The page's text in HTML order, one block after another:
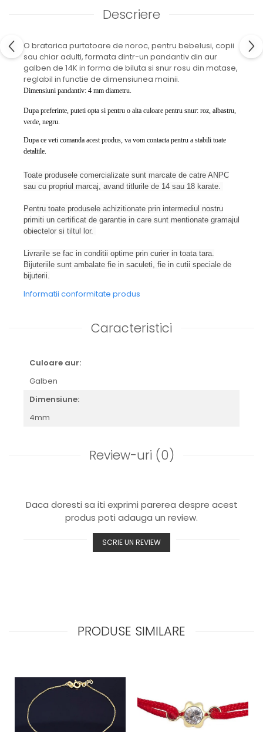
Descriere
O bratarica purtatoare de noroc, pentru bebelusi, copii
sau chiar adulti, formata dintr-un pandantiv din aur
galben de 14K in forma de biluta si snur rosu din matase,
reglabil in functie de dimensiunea mainii.
Dimensiuni pandantiv: 4 mm diametru.
Dupa preferinte, puteti opta si pentru o alta culoare pentru snur: roz, albastru,
verde, negru.
Dupa ce veti comanda acest produs, va vom contacta pentru a stabili toate
detaliile.
Toate produsele comercializate sunt marcate de catre ANPC
sau cu propriul marcaj, avand titlurile de 14 sau 18 karate.
Pentru toate produsele achizitionate prin intermediul nostru
primiti un certificat de garantie in care sunt mentionate gramajul
obiectelor si tiltul lor.
Livrarile se fac in conditii optime prin curier in toata tara.
Bijuteriile sunt ambalate fie in saculeti, fie in cutii speciale de
bijuterii.
Informatii conformitate produs
Caracteristici
Culoare aur:
Galben
Dimensiune:
4mm
Review-uri (0)
Daca doresti sa iti exprimi parerea despre acest
produs poti adauga un review.
SCRIE UN REVIEW
PRODUSE SIMILARE